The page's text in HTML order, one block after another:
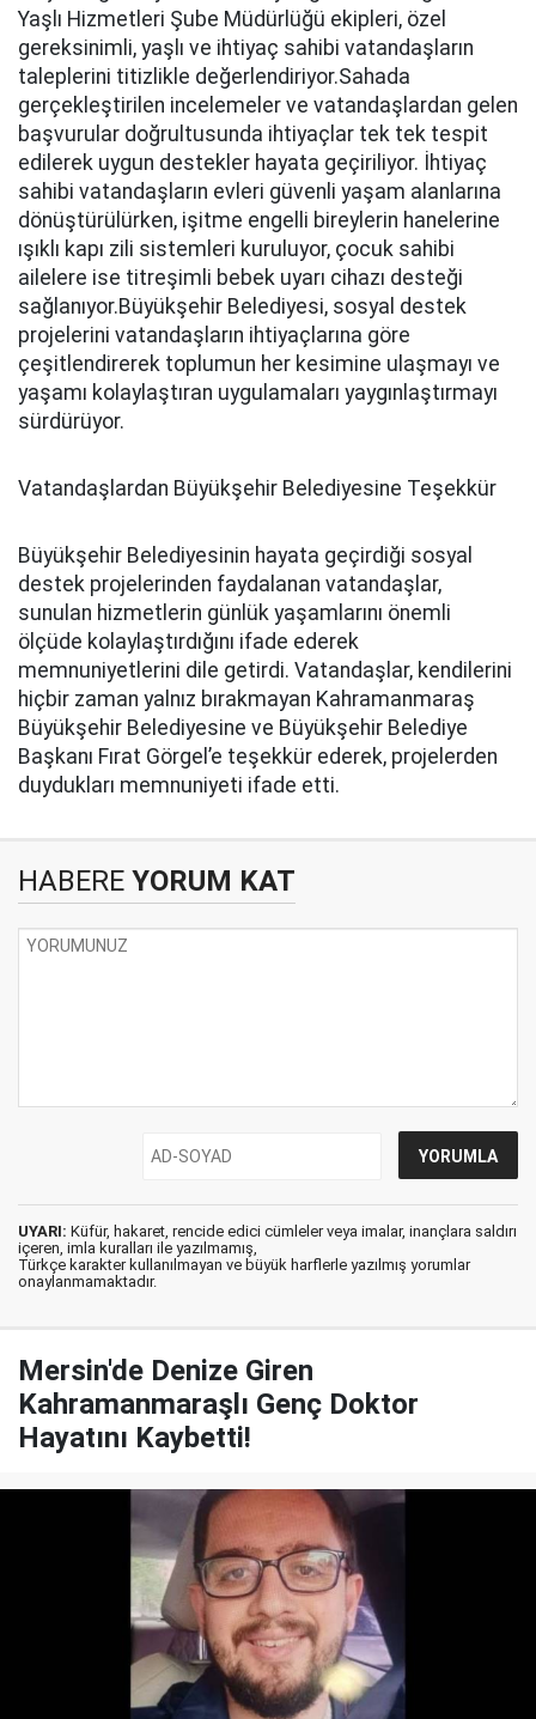
Yaşlı Hizmetleri Şube Müdürlüğü ekipleri, özel
gereksinimli, yaşlı ve ihtiyaç sahibi vatandaşların
taleplerini titizlikle değerlendiriyor.Sahada
gerçekleştirilen incelemeler ve vatandaşlardan gelen
başvurular doğrultusunda ihtiyaçlar tek tek tespit
edilerek uygun destekler hayata geçiriliyor. İhtiyaç
sahibi vatandaşların evleri güvenli yaşam alanlarına
dönüştürülürken, işitme engelli bireylerin hanelerine
ışıklı kapı zili sistemleri kuruluyor, çocuk sahibi
ailelere ise titreşimli bebek uyarı cihazı desteği
sağlanıyor.Büyükşehir Belediyesi, sosyal destek
projelerini vatandaşların ihtiyaçlarına göre
çeşitlendirerek toplumun her kesimine ulaşmayı ve
yaşamı kolaylaştıran uygulamaları yaygınlaştırmayı
sürdürüyor.
Vatandaşlardan Büyükşehir Belediyesine Teşekkür
Büyükşehir Belediyesinin hayata geçirdiği sosyal
destek projelerinden faydalanan vatandaşlar,
sunulan hizmetlerin günlük yaşamlarını önemli
ölçüde kolaylaştırdığını ifade ederek
memnuniyetlerini dile getirdi. Vatandaşlar, kendilerini
hiçbir zaman yalnız bırakmayan Kahramanmaraş
Büyükşehir Belediyesine ve Büyükşehir Belediye
Başkanı Fırat Görgel’e teşekkür ederek, projelerden
duydukları memnuniyeti ifade etti.
HABERE YORUM KAT
UYARI: Küfür, hakaret, rencide edici cümleler veya imalar, inançlara saldırı
içeren, imla kuralları ile yazılmamış,
Türkçe karakter kullanılmayan ve büyük harflerle yazılmış yorumlar
onaylanmamaktadır.
Mersin'de Denize Giren
Kahramanmaraşlı Genç Doktor
Hayatını Kaybetti!